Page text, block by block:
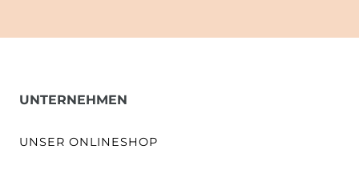
UNTERNEHMEN
UNSER ONLINESHOP